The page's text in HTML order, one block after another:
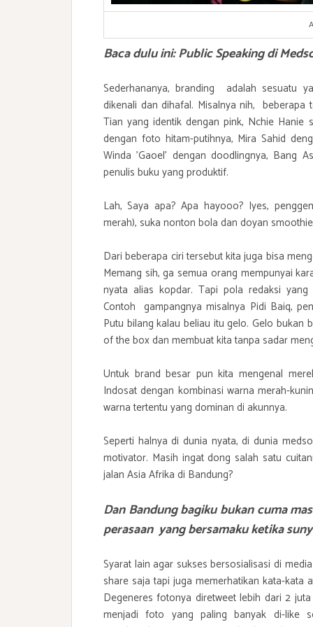
Baca dulu ini:Public Speaking di
Sederhananya, branding adalah sesuatu
dikenali dan dihafal. Misalnya nih,
Tian yang identik dengan pink, Nchie Hanie
dengan foto hitam-putihnya, Mira Sahid
Winda 'Gaoel' dengan doodlingnya, Bang
penulis buku yang produktif.
Lah, Saya apa? Apa hayooo? Iyes,
merah), suka nonton bola dan doyan
Dari beberapa ciri tersebut kita juga bisa
Memang sih, ga semua orang mempunyai
nyata alias kopdar. Tapi pola redaksi
Contoh gampangnya misalnya Pidi Baiq,
Putu bilang kalau beliau itu gelo. Gelo
of the box dan membuat kita tanpa sadar
Untuk brand besar pun kita mengenal
Indosat dengan kombinasi warna merah-
warna tertentu yang dominan di akunnya.
Seperti halnya di dunia nyata, di dunia
motivator. Masih ingat dong salah satu
jalan Asia Afrika di Bandung?
Dan Bandung bagiku bukan cuma
perasaan yang bersamaku ketika
Syarat lain agar sukses bersosialisasi di
share saja tapi juga memerhatikan kata-
Degeneres fotonya diretweet lebih dari 2
menjadi foto yang paling banyak di-like